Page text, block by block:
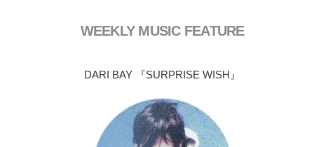
WEEKLY MUSIC FEATURE
DARI BAY 『SURPRISE WISH』